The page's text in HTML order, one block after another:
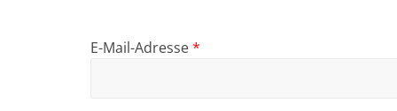
E-Mail-Adresse*